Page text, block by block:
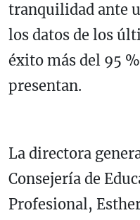
tranquilidad ante
los datos de los
éxito más del 95
presentan.
La directora
Consejería de
Profesional,